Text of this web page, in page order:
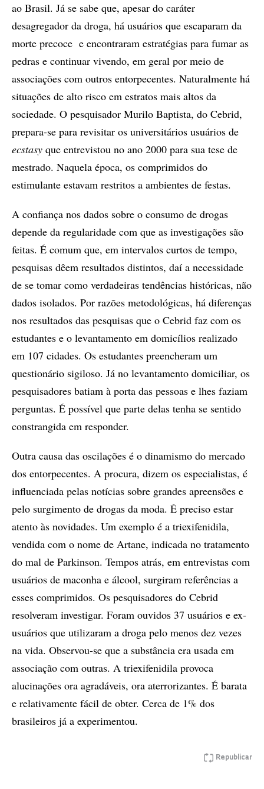
ao Brasil. Já se sabe que, apesar do caráter
desagregador da droga, há usuários que escaparam da
morte precoce e encontraram estratégias para fumar as
pedras e continuar vivendo, em geral por meio de
associações com outros entorpecentes. Naturalmente há
situações de alto risco em estratos mais altos da
sociedade. O pesquisador Murilo Baptista, do Cebrid,
prepara-se para revisitar os universitários usuários de
ecstasy que entrevistou no ano 2000 para sua tese de
mestrado. Naquela época, os comprimidos do
estimulante estavam restritos a ambientes de festas.
A confiança nos dados sobre o consumo de drogas
depende da regularidade com que as investigações são
feitas. É comum que, em intervalos curtos de tempo,
pesquisas dêem resultados distintos, daí a necessidade
de se tomar como verdadeiras tendências históricas, não
dados isolados. Por razões metodológicas, há diferenças
nos resultados das pesquisas que o Cebrid faz com os
estudantes e o levantamento em domicílios realizado
em 107 cidades. Os estudantes preencheram um
questionário sigiloso. Já no levantamento domiciliar, os
pesquisadores batiam à porta das pessoas e lhes faziam
perguntas. É possível que parte delas tenha se sentido
constrangida em responder.
Outra causa das oscilações é o dinamismo do mercado
dos entorpecentes. A procura, dizem os especialistas, é
influenciada pelas notícias sobre grandes apreensões e
pelo surgimento de drogas da moda. É preciso estar
atento às novidades. Um exemplo é a triexifenidila,
vendida com o nome de Artane, indicada no tratamento
do mal de Parkinson. Tempos atrás, em entrevistas com
usuários de maconha e álcool, surgiram referências a
esses comprimidos. Os pesquisadores do Cebrid
resolveram investigar. Foram ouvidos 37 usuários e ex-
usuários que utilizaram a droga pelo menos dez vezes
na vida. Observou-se que a substância era usada em
associação com outras. A triexifenidila provoca
alucinações ora agradáveis, ora aterrorizantes. É barata
e relativamente fácil de obter. Cerca de 1% dos
brasileiros já a experimentou.
Republicar